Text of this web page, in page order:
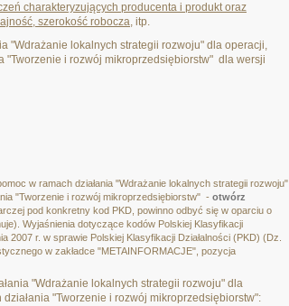
charakteryzujących producenta i produkt oraz
szerokość robocza, itp.
"Wdrażanie lokalnych strategii rozwoju" dla operacji,
"Tworzenie i rozwój mikroprzedsiębiorstw" dla wersji
w ramach działania "Wdrażanie lokalnych strategii rozwoju"
"Tworzenie i rozwój mikroprzedsiębiorstw" - otwórz
pod konkretny kod PKD, powinno odbyć się w oparciu o
Wyjaśnienia dotyczące kodów Polskiej Klasyfikacji
r. w sprawie Polskiej Klasyfikacji Działalności (PKD) (Dz.
w zakładce "METAINFORMACJE", pozycja
"Wdrażanie lokalnych strategii rozwoju" dla
"Tworzenie i rozwój mikroprzedsiębiorstw":